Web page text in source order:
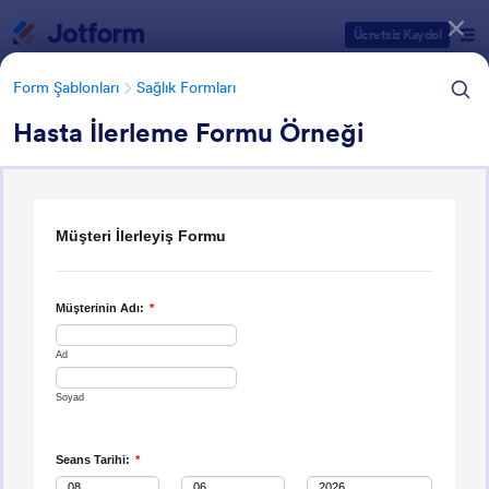
Ücretsiz Kaydol
Form Şablonları Sağlık Formları
Hasta İlerleme Formu Örneği
Form Şablonları Sağlık Formları
Sağlık Formları
881 Şablon
Form Şablonu Kategorileri